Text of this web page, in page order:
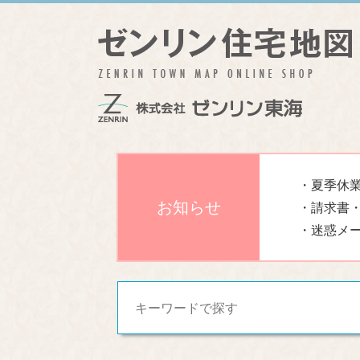
お知らせ
・夏季休
・請求書
・迷惑メ